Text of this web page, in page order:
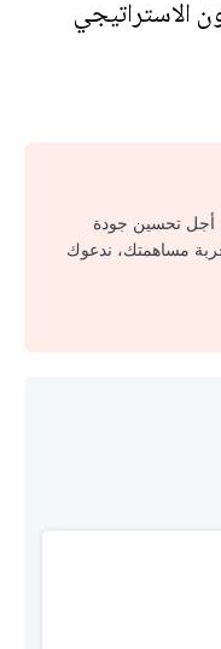
الاستراتيجي
أجل تحسين جودة
مساهمتك، ندعوك